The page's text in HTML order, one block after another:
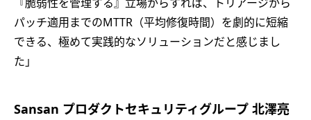
パッチ適用までのMTTR（平均修復時間）を劇的に短縮
できる、極めて実践的なソリューションだと感じまし
た」
Sansan プロダクトセキュリティグループ 北澤亮